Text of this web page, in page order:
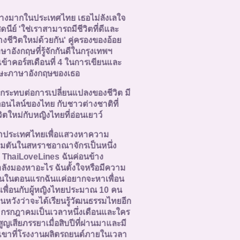
ากในประเทศไทย เธอไม่ลังเลใจ
นีย์ 'ใช่เราสามารถมีชีวิตที่ดีและ
งชีวิตใหม่ด้วยกัน' คู่ครองของอ้อย
ษาอังกฤษที่รู้จักกันดีในกรุงเทพฯ
าคอร์สเดือนที่ 4 ในการเขียนและ
ภาษาอังกฤษของเธอ
ระทบต่อการเปลี่ยนแปลงของชีวิต มี
ไลน์ของไทย กับชาวต่างชาติที่
ใหม่กับหญิงไทยที่อ่อนเยาว์
ระเทศไทยเพื่อแสวงหาความ
ตันในสหราชอาณาจักรเป็นหนึ่ง
ฉันค่อนข้าง
งมองหาอะไร ฉันตั้งใจหรือมีความ
ในตอนแรกฉันแค่อยากจะหาเพื่อน
พื่อนกับผู้หญิงไทยประมาณ 10 คน
วังว่าจะได้เรียนรู้วัฒนธรรมไทยอีก
รกฎาคมเป็นเวลาหนึ่งเดือนและใคร
ญเสียภรรยาเมื่อสิบปีที่ผ่านมาและมี
ที่โรงงานผลิตรถยนต์ภายในเวลา